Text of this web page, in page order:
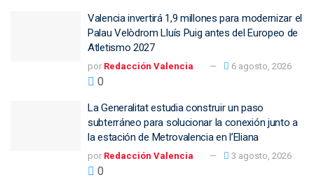
Valencia invertirá 1,9 millones para modernizar el
Palau Velòdrom Lluís Puig antes del Europeo de
Atletismo 2027
por Redacción Valencia 6 agosto, 2026
0
La Generalitat estudia construir un paso
subterráneo para solucionar la conexión junto a
la estación de Metrovalencia en l’Eliana
por Redacción Valencia 3 agosto, 2026
0